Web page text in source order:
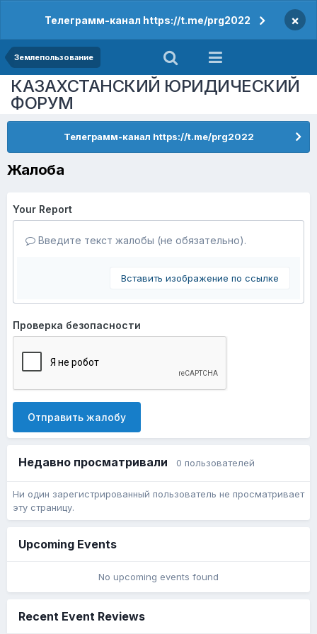
Телеграмм-канал https://t.me/prg2022 ×
Землепользование
КАЗАХСТАНСКИЙ ЮРИДИЧЕСКИЙ
ФОРУМ
Телеграмм-канал https://t.me/prg2022
Жалоба
Your Report
Введите текст жалобы (не обязательно).
Вставить изображение по ссылке
Проверка безопасности
Отправить жалобу
Недавно просматривали 0 пользователей
Ни один зарегистрированный пользователь не просматривает
эту страницу.
Upcoming Events
No upcoming events found
Recent Event Reviews